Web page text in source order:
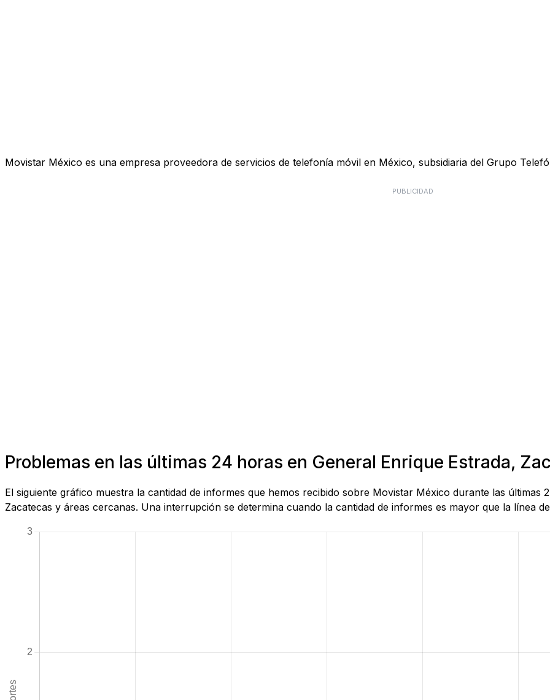
Movistar México es una empresa proveedora de servicios de telefonía móvil en México, subsidiaria del Grupo
PUBLICIDAD
Problemas en las últimas 24 horas en General Enrique Estrada,
El siguiente gráfico muestra la cantidad de informes que hemos recibido sobre Movistar México durante las últimas
Zacatecas y áreas cercanas. Una interrupción se determina cuando la cantidad de informes es mayor que la línea